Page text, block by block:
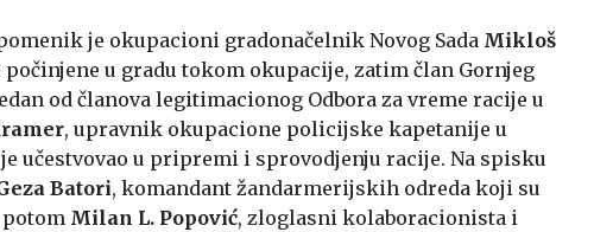
je okupacioni gradonačelnik Novog Sada Mikloš
u gradu tokom okupacije, zatim član Gornjeg
od članova legitimacionog Odbora za vreme racije u
, upravnik okupacione policijske kapetanije u
učestvovao u pripremi i sprovodjenju racije. Na spisku
Batori, komandant žandarmerijskih odreda koji su
potom Milan L. Popović, zloglasni kolaboracionista i